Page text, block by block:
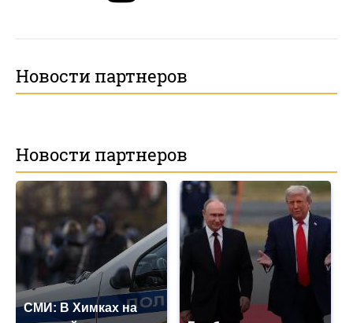
Новости партнеров
Новости партнеров
СМИ: В Химках на